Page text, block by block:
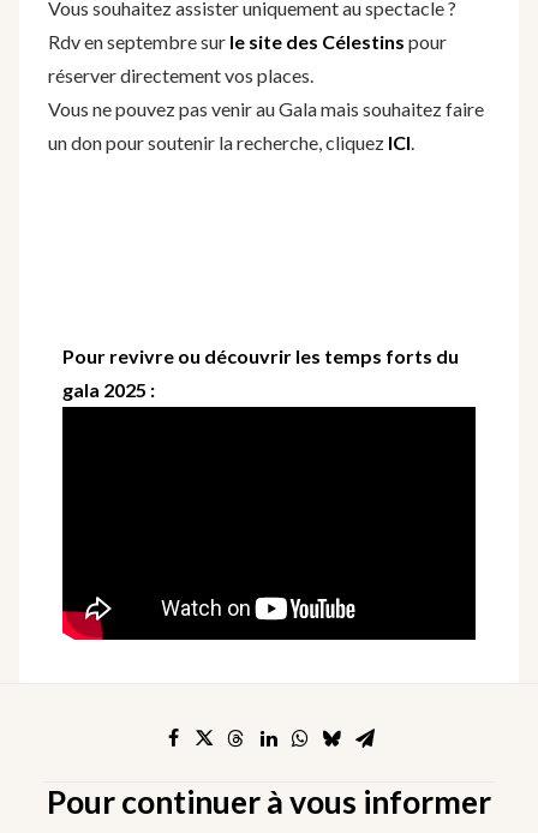
Vous souhaitez assister uniquement au spectacle ?
Rdv en septembre sur le site des Célestins pour
réserver directement vos places.
Vous ne pouvez pas venir au Gala mais souhaitez faire
un don pour soutenir la recherche, cliquez ICI.
Pour revivre ou découvrir les temps forts du
gala 2025 :
Pour continuer à vous informer